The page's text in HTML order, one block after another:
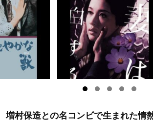
増村保造との名コンビで生まれた情